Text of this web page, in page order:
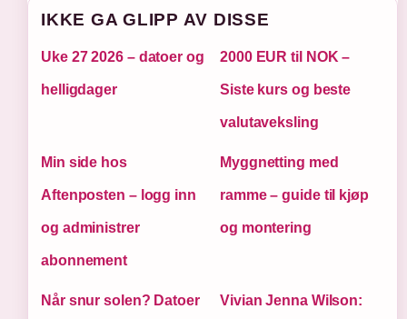
IKKE GA GLIPP AV DISSE
Uke 27 2026 – datoer og
helligdager
2000 EUR til NOK –
Siste kurs og beste
valutaveksling
Min side hos
Aftenposten – logg inn
og administrer
abonnement
Myggnetting med
ramme – guide til kjøp
og montering
Når snur solen? Datoer Vivian Jenna Wilson: